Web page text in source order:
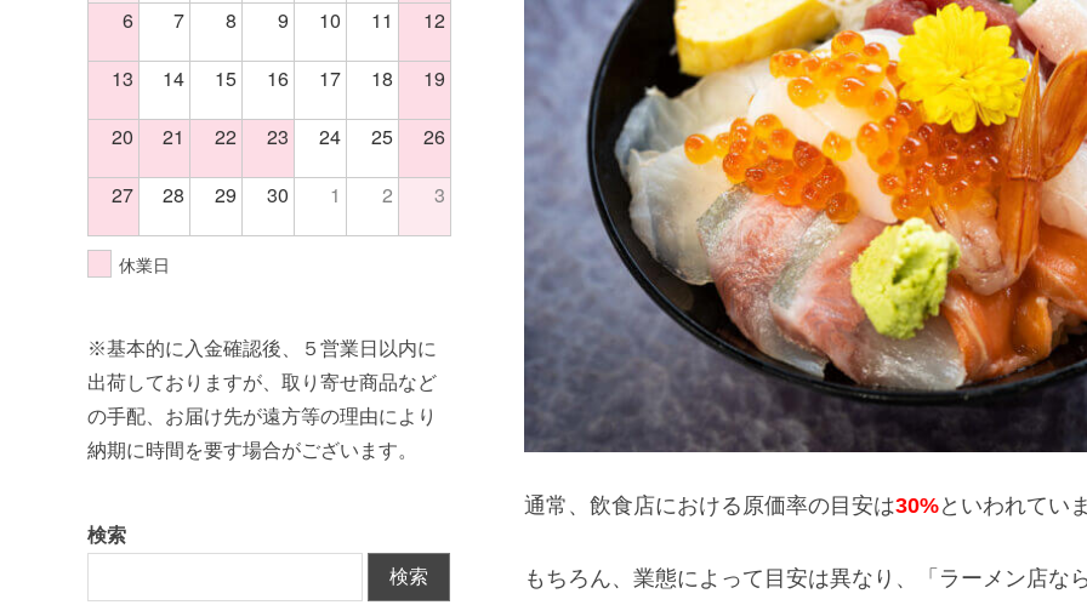
通常、飲食店における原価率の目安は30%といわれてい
もちろん、業態によって目安は異なり、「ラーメン店な
6 7 8 9 10 11 12
13 14 15 16 17 18 19
20 21 22 23 24 25 26
27 28 29 30 1 2 3
休業日
※基本的に入金確認後、５営業日以内に
出荷しておりますが、取り寄せ商品など
の手配、お届け先が遠方等の理由により
納期に時間を要す場合がございます。
検索
検索